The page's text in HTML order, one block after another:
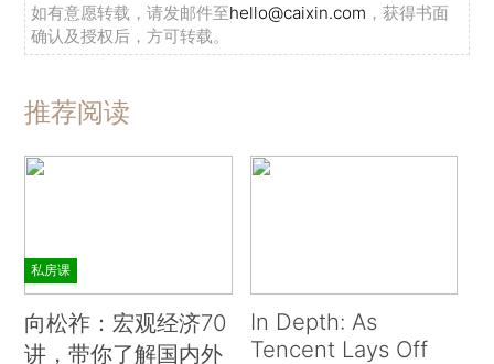
如有意愿转载，请发邮件至hello@caixin.com ，获得书面
确认及授权后，方可转载。
推荐阅读
私房课
向松祚：宏观经济70
讲，带你了解国内外
In Depth: As
Tencent Lays Off